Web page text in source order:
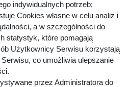
indywidualnych potrzeb;
Cookies własne w celu analiz i
a w szczególności do
statystyk, które pomagają
Użytkownicy Serwisu korzystają
co umożliwia ulepszanie
przez Administratora do